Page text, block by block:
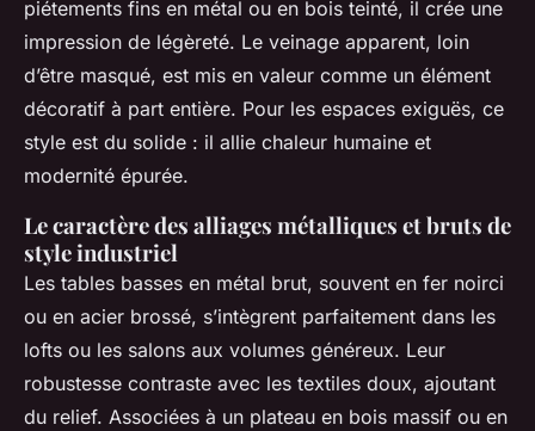
piétements fins en métal ou en bois teinté, il crée une
impression de légèreté. Le veinage apparent, loin
d’être masqué, est mis en valeur comme un élément
décoratif à part entière. Pour les espaces exiguës, ce
style est du solide : il allie chaleur humaine et
modernité épurée.
Le caractère des alliages métalliques et bruts de
style industriel
Les tables basses en métal brut, souvent en fer noirci
ou en acier brossé, s’intègrent parfaitement dans les
lofts ou les salons aux volumes généreux. Leur
robustesse contraste avec les textiles doux, ajoutant
du relief. Associées à un plateau en bois massif ou en